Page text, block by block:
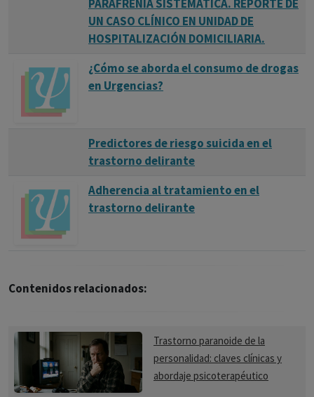
PARAFRENIA SISTEMÁTICA. REPORTE DE
UN CASO CLÍNICO EN UNIDAD DE
HOSPITALIZACIÓN DOMICILIARIA.
¿Cómo se aborda el consumo de drogas
en Urgencias?
Predictores de riesgo suicida en el
trastorno delirante
Adherencia al tratamiento en el
trastorno delirante
Contenidos relacionados:
Trastorno paranoide de la
personalidad: claves clínicas y
abordaje psicoterapéutico